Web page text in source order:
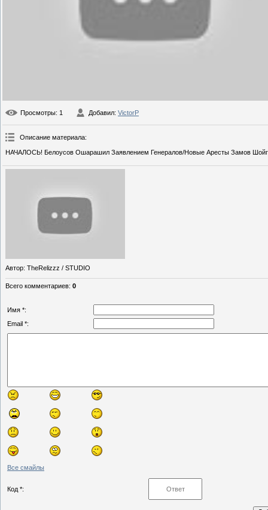
Просмотры: 1 Добавил: VictorP
Описание материала:
НАЧАЛОСЬ! Белоусов Ошарашил Заявлением Генералов/Новые Аресты Замов
Автор: TheRelizzz / STUDIO
Всего комментариев: 0
Имя *:
Email *:
Все смайлы
Код *: